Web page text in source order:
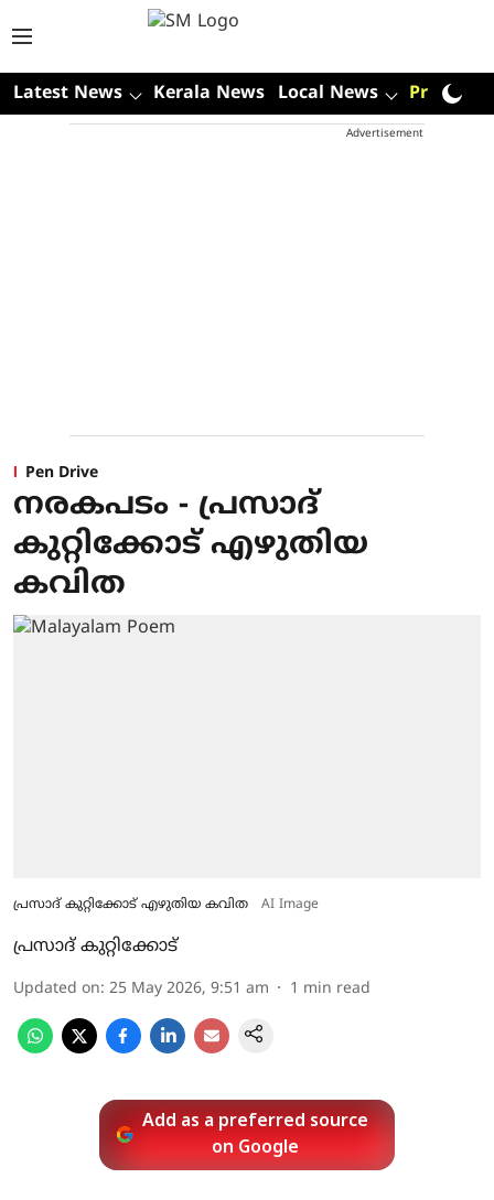
Latest News Kerala News Local News Premium
Advertisement
Pen Drive
നരകപടം - പ്രസാദ്
കുറ്റിക്കോട് എഴുതിയ
കവിത
പ്രസാദ് കുറ്റിക്കോട് എഴുതിയ കവിത AI Image
പ്രസാദ് കുറ്റിക്കോട്
Updated on: 25 May 2026, 9:51 am 1 min read
Add as a preferred source
on Google